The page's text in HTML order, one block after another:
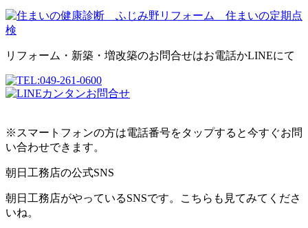
リフォーム・新築・増改築のお問合せはお電話かLINEにて
※スマートフォンの方は電話番号をタップすると今すぐお問
い合わせできます。
朝日工務店の公式SNS
朝日工務店がやっているSNSです。こちらも見てみてくださ
いね。